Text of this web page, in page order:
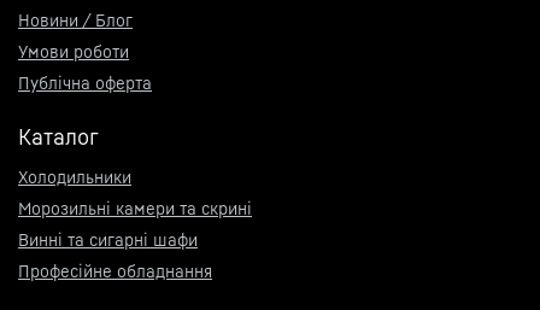
Новини / Блог
Умови роботи
Публічна оферта
Каталог
Холодильники
Морозильні камери та скрині
Винні та сигарні шафи
Професійне обладнання